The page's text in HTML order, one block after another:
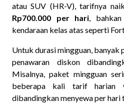
atau SUV (HR-V), tarifnya
Rp700.000 per hari ,
kendaraan kelas atas seperti
Untuk durasi mingguan, banyak
penawaran diskon
Misalnya, paket mingguan
beberapa kali tarif harian
dibandingkan menyewa per hari